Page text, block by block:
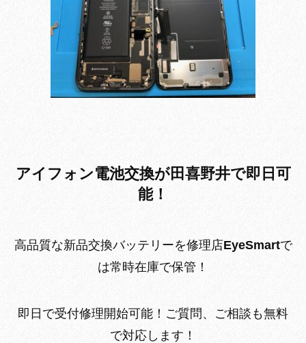
アイフォン電池交換が田喜野井で即日可
能！
高品質な新品交換バッテリーを修理店EyeSmartで
は常時在庫で保管！
即日で受付修理開始可能！ご質問、ご相談も無料
で対応します！